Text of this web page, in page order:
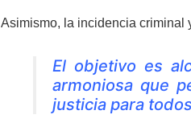
Asimismo, la incidencia criminal
El objetivo es
armoniosa que
justicia para